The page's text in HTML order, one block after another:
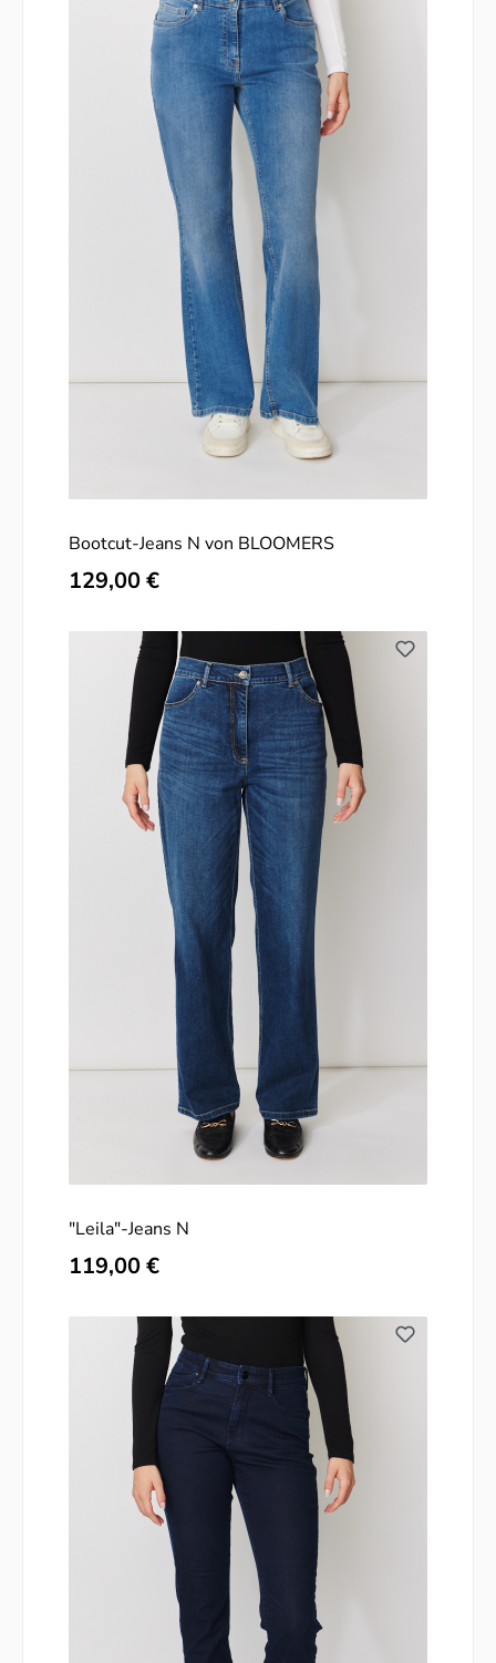
Bootcut-Jeans N von BLOOMERS
Regulärer Preis:
129,00 €
"Leila"-Jeans N
Regulärer Preis:
119,00 €